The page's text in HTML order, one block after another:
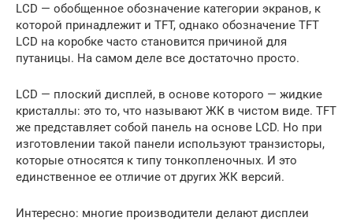
LCD — обобщенное обозначение категории экранов, к
которой принадлежит и TFT, однако обозначение TFT
LCD на коробке часто становится причиной для
путаницы. На самом деле все достаточно просто.
LCD — плоский дисплей, в основе которого — жидкие
кристаллы: это то, что называют ЖК в чистом виде. TFT
же представляет собой панель на основе LCD. Но при
изготовлении такой панели используют транзисторы,
которые относятся к типу тонкопленочных. И это
единственное ее отличие от других ЖК версий.
Интересно: многие производители делают дисплеи